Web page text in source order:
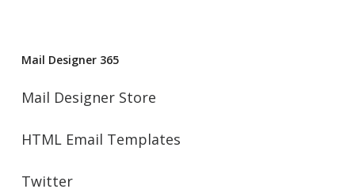
Mail Designer 365
Mail Designer Store
HTML Email Templates
Twitter